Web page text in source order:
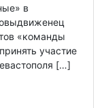
в
«команды
участие
[…]